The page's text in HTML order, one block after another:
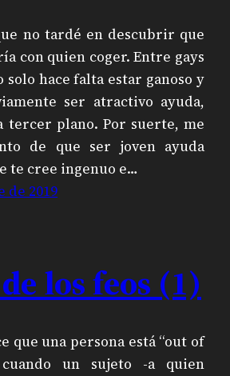
no tardé en descubrir que
con quien coger. Entre gays
solo hace falta estar ganoso y
ser atractivo ayuda,
tercer plano. Por suerte, me
de que ser joven ayuda
te cree ingenuo e…
de 2019
los feos (1)
que una persona está “out of
un sujeto -a quien